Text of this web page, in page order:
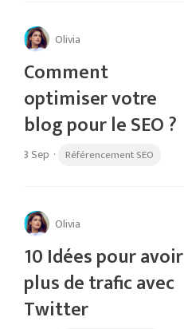
Olivia
Comment
optimiser votre
blog pour le SEO ?
3 Sep · Référencement SEO
Olivia
10 Idées pour avoir
plus de trafic avec
Twitter